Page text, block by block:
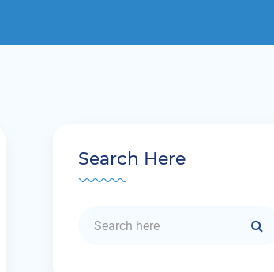
Search Here